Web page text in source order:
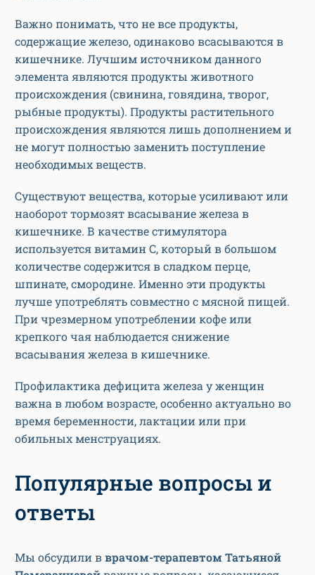
Важно понимать, что не все продукты,
содержащие железо, одинаково всасываются в
кишечнике. Лучшим источником данного
элемента являются продукты животного
происхождения (свинина, говядина, творог,
рыбные продукты). Продукты растительного
происхождения являются лишь дополнением и
не могут полностью заменить поступление
необходимых веществ.
Существуют вещества, которые усиливают или
наоборот тормозят всасывание железа в
кишечнике. В качестве стимулятора
используется витамин С, который в большом
количестве содержится в сладком перце,
шпинате, смородине. Именно эти продукты
лучше употреблять совместно с мясной пищей.
При чрезмерном употреблении кофе или
крепкого чая наблюдается снижение
всасывания железа в кишечнике.
Профилактика дефицита железа у женщин
важна в любом возрасте, особенно актуально во
время беременности, лактации или при
обильных менструациях.
Популярные вопросы и
ответы
Мы обсудили вврачом-терапевтом Татьяной